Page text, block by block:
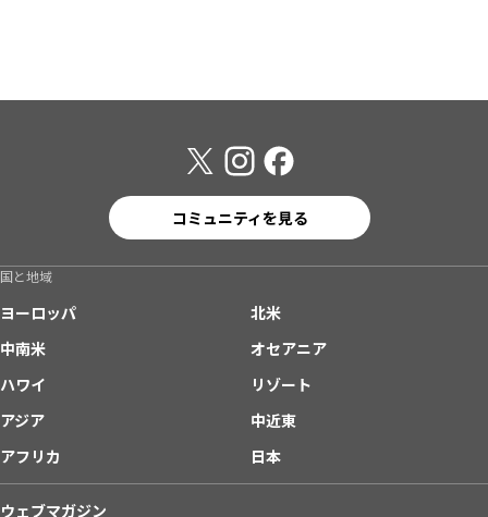
コミュニティを見る
国と地域
ヨーロッパ
北米
中南米
オセアニア
ハワイ
リゾート
アジア
中近東
アフリカ
日本
ウェブマガジン